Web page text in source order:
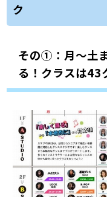
ク
その①：月～土
る！クラスは43